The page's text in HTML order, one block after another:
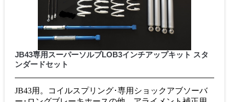
JB43専用スーパーソルブLOB3インチアップキット スタ
ンダードセット
JB43用。コイルスプリング･専用ショックアブソーバ